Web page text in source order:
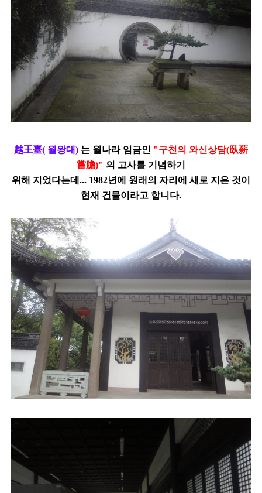
越王臺( 월왕대) 는 월나라 임금인 "구천의 와신상담(臥薪
嘗膽)" 의 고사를 기념하기
위해 지었다는데... 1982년에 원래의 자리에 새로 지은 것이
현재 건물이라고 합니다.